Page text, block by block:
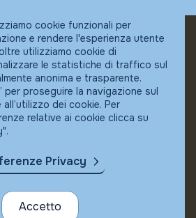
cookie funzionali per
e rendere l'esperienza utente
utilizziamo cookie di
le statistiche di traffico sul
anonima e trasparente.
per proseguire la navigazione sul
dei cookie. Per
relative ai cookie clicca su
Privacy
Accetto